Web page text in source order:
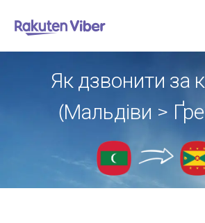
Як дзвонити за
(Мальдіви >